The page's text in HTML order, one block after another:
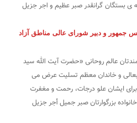
ی بستگان گرانقدر صبر عظیم و اجر جزیل
جمهور و دبیر شورای عالی مناطق آزاد
عالم روحانی «حضرت آیت الله سید
و خاندان معظم تسلیت عرض ‏می
برای ایشان علو درجات، رحمت و مغفرت
بزرگوارتان صبر جمیل أجر جزیل